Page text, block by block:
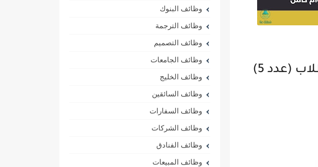
فرص عمل في أكاديمية – مطلوب مرافقات باص طلاب (عدد 5)
وظائف البنوك
وظائف الترجمة
وظائف التصميم
وظائف الجامعات
وظائف الخليج
وظائف السائقين
وظائف السفارات
وظائف الشركات
وظائف الفنادق
وظائف المبيعات